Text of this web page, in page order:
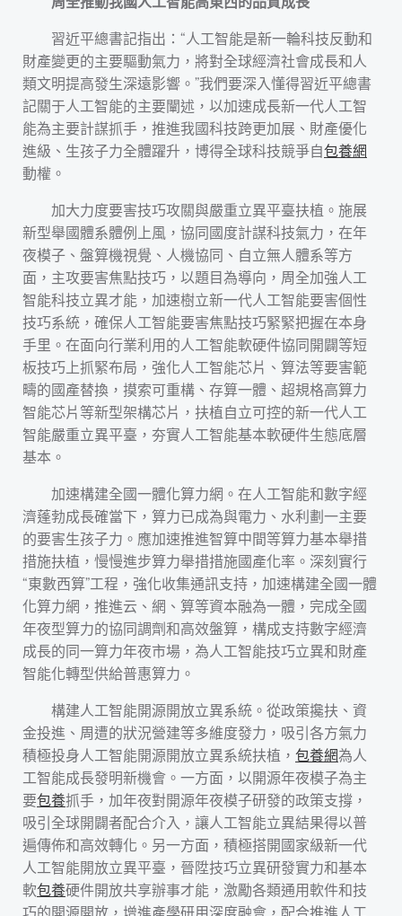
習近平總書記指出：“人工智能是新一輪科技反動和
財產變更的主要驅動氣力，將對全球經濟社會成長和人
類文明提高發生深遠影響。”我們要深入懂得習近平總書
記關于人工智能的主要闡述，以加速成長新一代人工智
能為主要計謀抓手，推進我國科技跨更加展、財產優化
進級、生孩子力全體躍升，博得全球科技競爭自包養網
動權。
加大力度要害技巧攻關與嚴重立異平臺扶植。施展
新型舉國體系體例上風，協同國度計謀科技氣力，在年
夜模子、盤算機視覺、人機協同、自立無人體系等方
面，主攻要害焦點技巧，以題目為導向，周全加強人工
智能科技立異才能，加速樹立新一代人工智能要害個性
技巧系統，確保人工智能要害焦點技巧緊緊把握在本身
手里。在面向行業利用的人工智能軟硬件協同開闢等短
板技巧上抓緊布局，強化人工智能芯片、算法等要害範
疇的國產替換，摸索可重構、存算一體、超規格高算力
智能芯片等新型架構芯片，扶植自立可控的新一代人工
智能嚴重立異平臺，夯實人工智能基本軟硬件生態底層
基本。
加速構建全國一體化算力網。在人工智能和數字經
濟蓬勃成長確當下，算力已成為與電力、水利劃一主要
的要害生孩子力。應加速推進智算中間等算力基本舉措
措施扶植，慢慢進步算力舉措措施國產化率。深刻實行
“東數西算”工程，強化收集通訊支持，加速構建全國一體
化算力網，推進云、網、算等資本融為一體，完成全國
年夜型算力的協同調劑和高效盤算，構成支持數字經濟
成長的同一算力年夜市場，為人工智能技巧立異和財產
智能化轉型供給普惠算力。
構建人工智能開源開放立異系統。從政策攙扶、資
金投進、周遭的狀況營建等多維度發力，吸引各方氣力
積極投身人工智能開源開放立異系統扶植， 包養網為人
工智能成長發明新機會。一方面，以開源年夜模子為主
要包養抓手，加年夜對開源年夜模子研發的政策支撐，
吸引全球開闢者配合介入，讓人工智能立異結果得以普
遍傳佈和高效轉化。另一方面，積極搭開國家級新一代
人工智能開放立異平臺，晉陞技巧立異研發實力和基本
軟包養硬件開放共享辦事才能，激勵各類通用軟件和技
巧的開源開放，增進產學研用深度融會，配合推進人工